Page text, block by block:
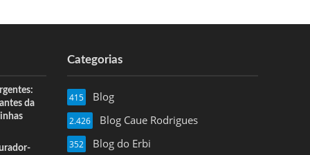
da
Categorias
Blog
415
Blog Caue Rodrigues
2.426
Blog do Erbi
352